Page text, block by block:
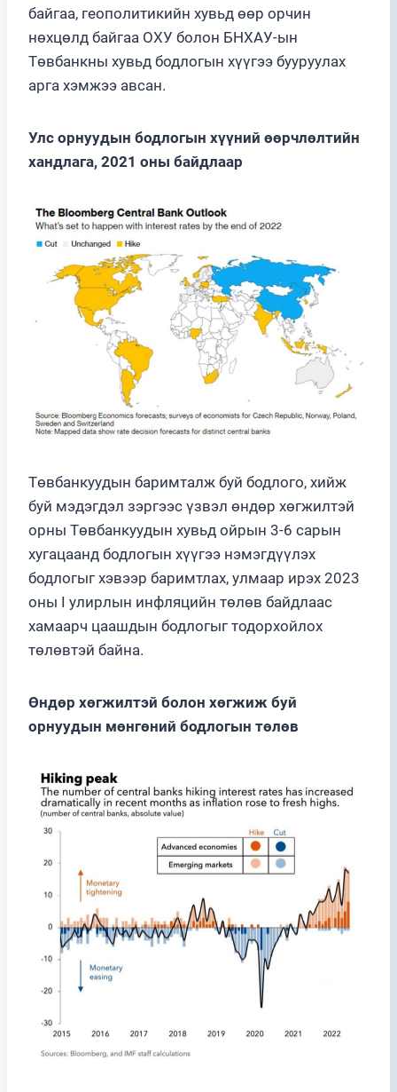
байгаа, геополитикийн хувьд өөр орчин
нөхцөлд байгаа ОХУ болон БНХАУ-ын
Төвбанкны хувьд бодлогын хүүгээ бууруулах
арга хэмжээ авсан.
Улс орнуудын бодлогын хүүний өөрчлөлтийн
хандлага, 2021 оны байдлаар
Төвбанкуудын баримталж буй бодлого, хийж
буй мэдэгдэл зэргээс үзвэл өндөр хөгжилтэй
орны Төвбанкуудын хувьд ойрын 3-6 сарын
хугацаанд бодлогын хүүгээ нэмэгдүүлэх
бодлогыг хэвээр баримтлах, улмаар ирэх 2023
оны I улирлын инфляцийн төлөв байдлаас
хамаарч цаашдын бодлогыг тодорхойлох
төлөвтэй байна.
Өндөр хөгжилтэй болон хөгжиж буй
орнуудын мөнгөний бодлогын төлөв